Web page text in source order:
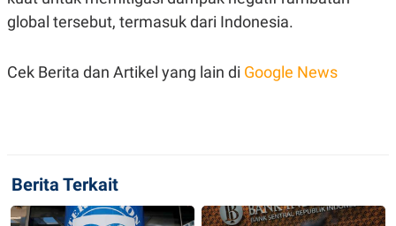
S
A
T
T
A
G
E
N
V
S
global tersebut, termasuk dari Indonesia.
Cek Berita dan Artikel yang lain di Google News
Berita Terkait